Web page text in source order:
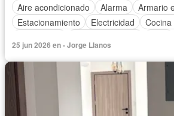
Aire acondicionado
Alarma
Armario
Estacionamiento
Electricidad
Cocina
Conserje
Acceso para personas con
Parrilla
Garita de guardianía
Seguridad
Piscina
25 jun 2026 en - Jorge Llanos